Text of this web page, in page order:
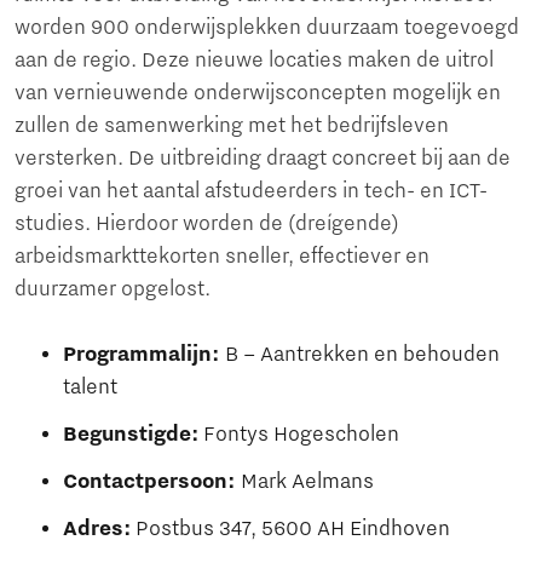
worden 900 onderwijsplekken duurzaam toegevoegd
aan de regio. Deze nieuwe locaties maken de uitrol
van vernieuwende onderwijsconcepten mogelijk en
zullen de samenwerking met het bedrijfsleven
versterken. De uitbreiding draagt concreet bij aan de
groei van het aantal afstudeerders in tech- en ICT-
studies. Hierdoor worden de (dreígende)
arbeidsmarkttekorten sneller, effectiever en
duurzamer opgelost.
Programmalijn: B – Aantrekken en behouden
talent
Begunstigde: Fontys Hogescholen
Contactpersoon: Mark Aelmans
Adres: Postbus 347, 5600 AH Eindhoven